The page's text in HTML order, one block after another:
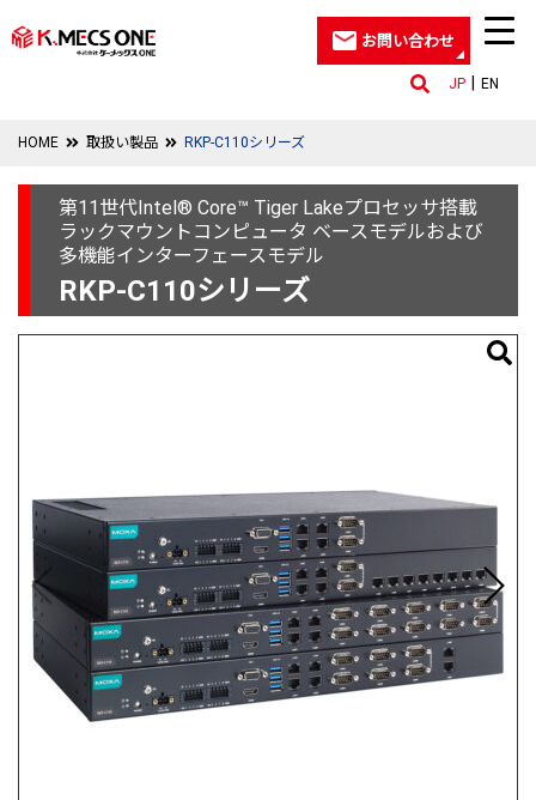
JP EN
お問い合わせ
HOME 取扱い製品 RKP-C110シリーズ
第11世代Intel® Core™ Tiger Lakeプロセッサ搭載
ラックマウントコンピュータ ベースモデルおよび
多機能インターフェースモデル
RKP-C110シリーズ